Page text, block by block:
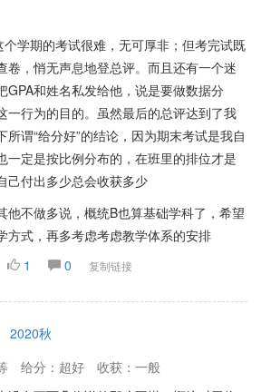
学期的考试很难，无可厚非；但考完试既
卷，悄无声息地登总评。而且还有一个迷
GPA和姓名私发给他，说是要做数据分
一行为的目的。虽然最后的总评达到了我
所谓“给分好”的结论，因为期末考试是我自
一定是按比例分布的，在班里的排位才是
己付出多少总会收获多少
他不做多说，概统B也算基础学科了，希望
方式，再多考虑考虑教学体系的安排
1 0 复制链接
2020秋
给分：超好
收获：一般